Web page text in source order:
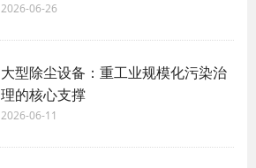
2026-06-26
大型除尘设备：重工业规模化污染治
理的核心支撑
2026-06-11